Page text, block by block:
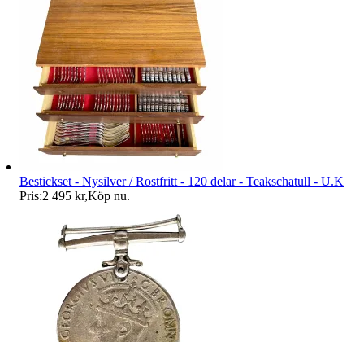
Bestickset - Nysilver / Rostfritt - 120 delar - Teakschatull - U.K
Pris:2 495 kr,Köp nu.